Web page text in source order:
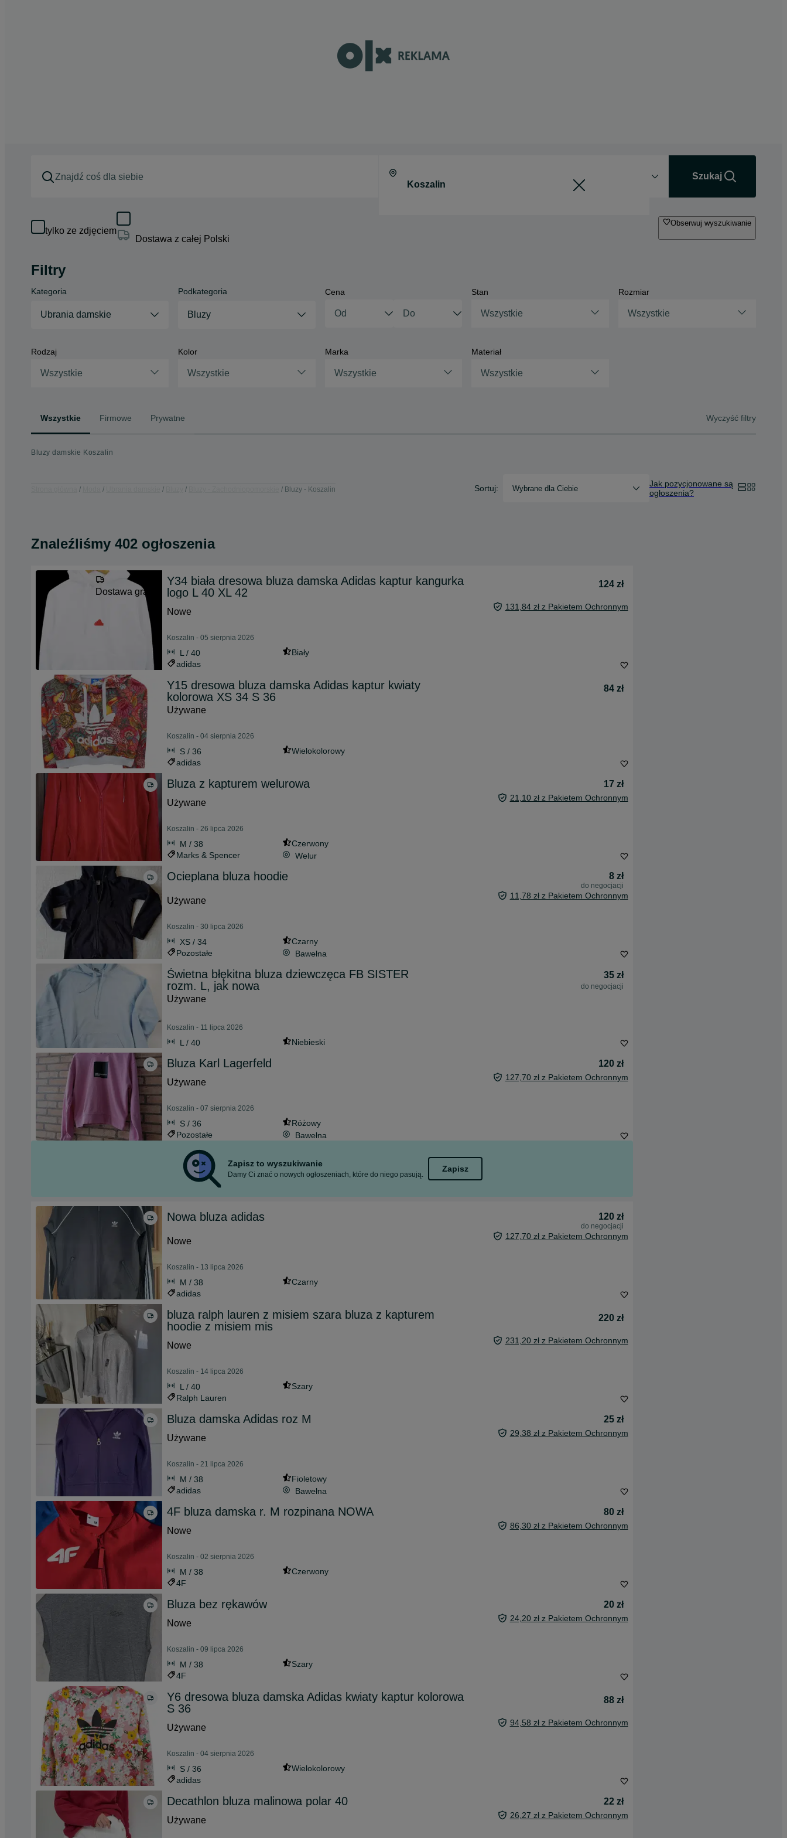
Szukaj
tylko ze zdjęciem
Dostawa z całej Polski
Obserwuj wyszukiwanie
Filtry
Kategoria
Ubrania damskie
Podkategoria
Bluzy
Cena Stan
Wszystkie
Rozmiar
Wszystkie
Rodzaj
Wszystkie
Kolor
Wszystkie
Marka
Wszystkie
Materiał
Wszystkie
Wszystkie Firmowe Prywatne Wyczyść filtry
Bluzy damskie Koszalin
Bluzy - Koszalin Sortuj: Wybrane dla Ciebie
Jak pozycjonowane są
ogłoszenia?
Znaleźliśmy 402 ogłoszenia
Dostawa gratis
Y34 biała dresowa bluza damska Adidas kaptur kangurka
logo L 40 XL 42
124 zł
Nowe 131,84 zł z Pakietem Ochronnym
Koszalin - 05 sierpnia 2026
L / 40
Biały
adidas
Y15 dresowa bluza damska Adidas kaptur kwiaty
kolorowa XS 34 S 36
84 zł
Używane
Koszalin - 04 sierpnia 2026
S / 36
Wielokolorowy
adidas
Bluza z kapturem welurowa
17 zł
Używane
21,10 zł z Pakietem Ochronnym
Koszalin - 26 lipca 2026
M / 38
Czerwony
Marks & Spencer
Welur
Ocieplana bluza hoodie 8 zł
do negocjacji
Używane 11,78 zł z Pakietem Ochronnym
Koszalin - 30 lipca 2026
XS / 34
Czarny
Pozostałe
Bawełna
Świetna błękitna bluza dziewczęca FB SISTER
rozm. L, jak nowa
35 zł
do negocjacji
Używane
Koszalin - 11 lipca 2026
L / 40 Niebieski
Bluza Karl Lagerfeld
120 zł
Używane
127,70 zł z Pakietem Ochronnym
Koszalin - 07 sierpnia 2026
S / 36
Różowy
Pozostałe
Bawełna
Zapisz to wyszukiwanie
Damy Ci znać o nowych ogłoszeniach, które do niego pasują.
Zapisz
Nowa bluza adidas 120 zł
do negocjacji
Nowe 127,70 zł z Pakietem Ochronnym
Koszalin - 13 lipca 2026
M / 38
Czarny
adidas
bluza ralph lauren z misiem szara bluza z kapturem
hoodie z misiem mis
220 zł
Nowe 231,20 zł z Pakietem Ochronnym
Koszalin - 14 lipca 2026
L / 40
Szary
Ralph Lauren
Bluza damska Adidas roz M
25 zł
Używane
29,38 zł z Pakietem Ochronnym
Koszalin - 21 lipca 2026
M / 38
Fioletowy
adidas
Bawełna
4F bluza damska r. M rozpinana NOWA
80 zł
Nowe
86,30 zł z Pakietem Ochronnym
Koszalin - 02 sierpnia 2026
M / 38
Czerwony
4F
Bluza bez rękawów
20 zł
Nowe
24,20 zł z Pakietem Ochronnym
Koszalin - 09 lipca 2026
M / 38
Szary
4F
Y6 dresowa bluza damska Adidas kwiaty kaptur kolorowa
S 36
88 zł
Używane 94,58 zł z Pakietem Ochronnym
Koszalin - 04 sierpnia 2026
S / 36
Wielokolorowy
adidas
Decathlon bluza malinowa polar 40
22 zł
Używane
26,27 zł z Pakietem Ochronnym